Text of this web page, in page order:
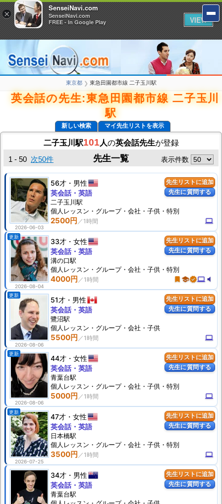
東京都 ❯ 東急田園都市線 二子玉川駅
英会話の先生:東急田園都市線 二子玉川
駅
新しい検索 マイ先生リストを表示
二子玉川駅101 人の英会話先生が登録
先生一覧
1 - 50 次50件 表示件数
先生リストに追加
先生に質問する
2026-06-03
56才 男性
2500円 computer
英会話・英語
二子玉川駅
個人 レッスン ・グループ・会社・子供・特別
先生リストに追加
先生に質問する
更新
2026-08-04
33才 女性
4000円 turned_in schoolverifiedcomputer volume_mute
英会話・英語
溝の口駅
個人 レッスン ・グループ・会社・子供・特別
先生リストに追加
先生に質問する
更新
2026-08-06
51才 男性
5500円 computer
英会話・英語
鷺沼駅
個人 レッスン ・グループ・会社・子供
先生リストに追加
先生に質問する
更新
2026-08-06
44才 女性
5000円 computer
英会話・英語
青葉台駅
個人 レッスン ・グループ・会社・子供・特別
先生リストに追加
先生に質問する
更新
2026-07-25
47才 女性
3500円 computer
英会話・英語
日本橋駅
個人 レッスン ・グループ・会社・子供・特別
先生リストに追加
先生に質問する
34才 男性
英会話・英語
青葉台駅
×
SenseiNavi.com
SenseiNavi.com
FREE - In Google Play
VIEW
×
SenseiNavi.com
SenseiNavi.com
FREE - In Google Play
VIEW